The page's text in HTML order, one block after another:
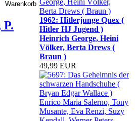
1962: Hitlerjunge Quex (
Hitler HJ Jugend )
Heinrich George, Heini
Völker, Berta Drews (
Braun )
49,99 EUR